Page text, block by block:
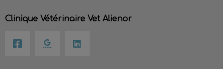
Clinique Vétérinaire Vet Alienor